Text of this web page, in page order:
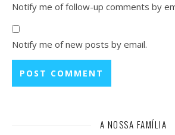
Notify me of follow-up comments by
Notify me of new posts by email.
A NOSSA FAMÍLIA